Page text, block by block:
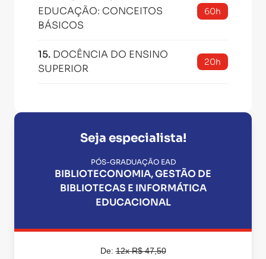
EDUCAÇÃO: CONCEITOS
BÁSICOS
60h
15. DOCÊNCIA DO ENSINO
SUPERIOR
20h
Seja especialista!
PÓS-GRADUAÇÃO EAD
BIBLIOTECONOMIA, GESTÃO DE
BIBLIOTECAS E INFORMÁTICA
EDUCACIONAL
De:12x R$ 47,50